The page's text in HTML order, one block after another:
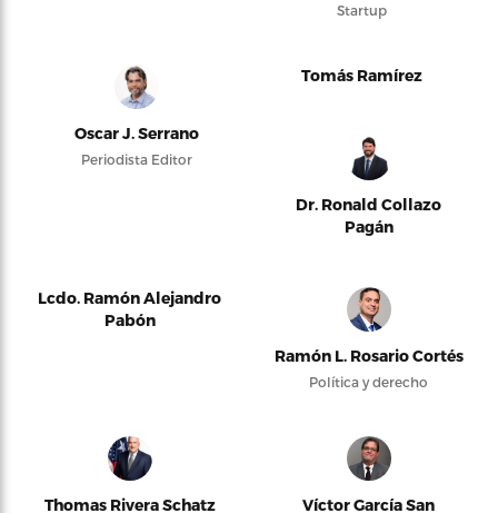
Startup
Oscar J. Serrano
Periodista Editor
Tomás Ramírez
Dr. Ronald Collazo
Pagán
Lcdo. Ramón Alejandro
Pabón
Ramón L. Rosario Cortés
Política y derecho
Thomas Rivera Schatz
Víctor García San